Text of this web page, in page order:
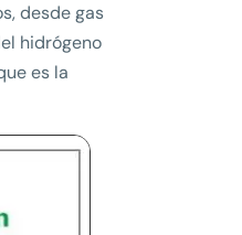
desde gas
hidrógeno
es la